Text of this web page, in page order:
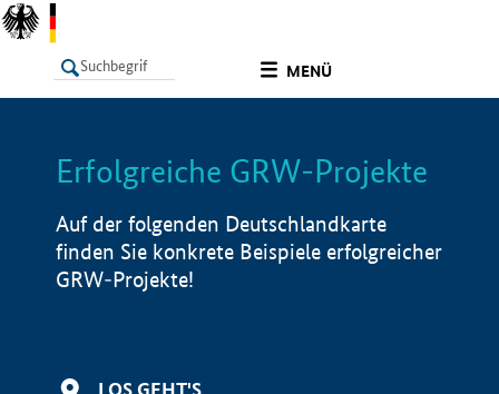
MENÜ
LISTE Info
Erfolgreiche GRW-Projekte
Auf der folgenden Deutschlandkarte
finden Sie konkrete Beispiele erfolgreicher
GRW-Projekte!
LOS GEHT'S